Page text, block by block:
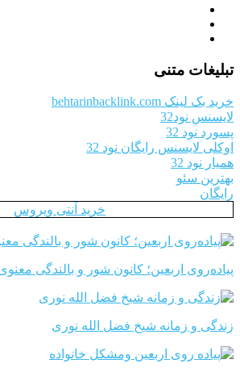
تبلیغات متنی
خرید بک لینک behtarinbacklink.com
لایسنس نود32
پسورد نود 32
اوکلی لایسنس رایگان نود 32
همیار نود 32
بهترین سئو
رایگان
خرید آنتی ویروس
پیاده‌روی اربعین؛ کانون شور و بالندگی
زندگی و زمانه شیخ فضل الله نوری